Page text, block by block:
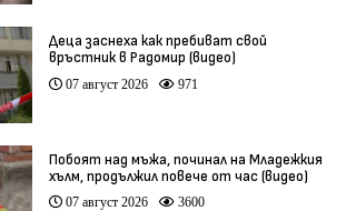
Деца заснеха как пребиват свой
връстник в Радомир (видео)
07 август 2026 971
Побоят над мъжа, починал на Младежкия
хълм, продължил повече от час (видео)
07 август 2026 3600